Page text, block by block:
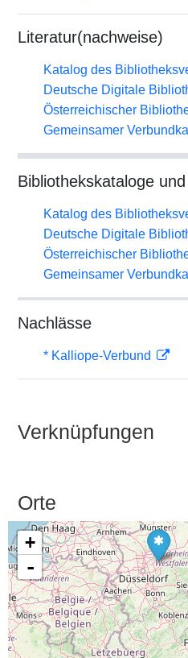
Literatur(nachweise)
Katalog des
Deutsche Digitale
Österreichischer
Gemeinsamer
Bibliothekskataloge
Katalog des
Deutsche Digitale
Österreichischer
Gemeinsamer
Nachlässe
* Kalliope-Verbund
Verknüpfungen
Orte
+
-